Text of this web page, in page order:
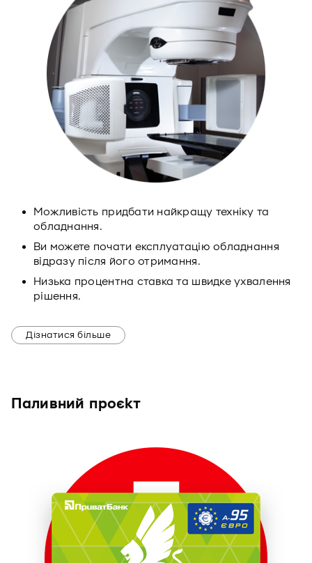
Можливість придбати найкращу техніку та
обладнання.
Ви можете почати експлуатацію обладнання
відразу після його отримання.
Низька процентна ставка та швидке ухвалення
рішення.
Дізнатися більше
Паливний проєкт